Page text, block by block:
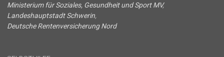
Ministerium für Soziales, Gesundheit und Sport MV,
Landeshauptstadt Schwerin,
Deutsche Rentenversicherung Nord